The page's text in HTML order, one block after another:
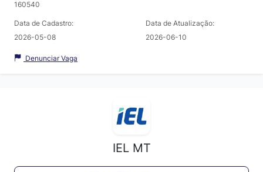
160540
Data de Cadastro:
2026-05-08
Data de Atualização:
2026-06-10
Denunciar Vaga
IEL MT